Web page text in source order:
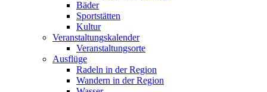
Bäder
Sportstätten
Kultur
Veranstaltungskalender
Veranstaltungsorte
Ausflüge
Radeln in der Region
Wandern in der Region